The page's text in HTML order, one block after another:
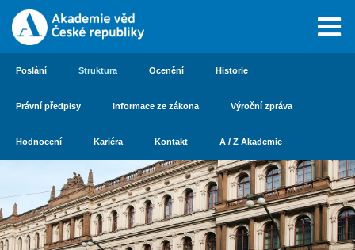
Poslání Struktura Ocenění Historie
Právní předpisy Informace ze zákona Výroční zpráva
Hodnocení Kariéra Kontakt A / Z Akademie